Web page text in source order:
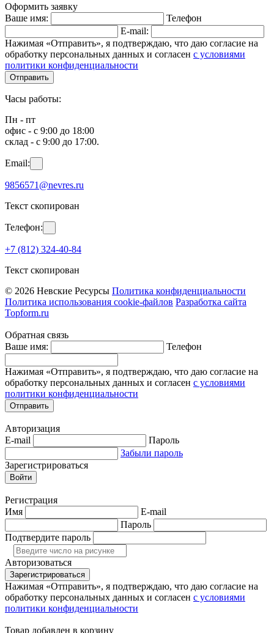
Оформить заявку
Ваше имя:
Телефон
E-mail:
Нажимая «Отправить», я подтверждаю, что даю согласие на
обработку персональных данных и согласен с условиями
политики конфиденциальности
Отправить
Часы работы:
Пн - пт
офис - с 9:00 до 18:00
склад - с 9:00 до 17:00.
Email:
9856571@nevres.ru
Текст скопирован
Телефон:
+7 (812) 324-40-84
Текст скопирован
© 2026 Невские Ресурсы Политика конфиденциальности
Политика использования cookie-файлов Разработка сайта
Topform.ru
Обратная связь
Ваше имя:
Телефон
Нажимая «Отправить», я подтверждаю, что даю согласие на
обработку персональных данных и согласен с условиями
политики конфиденциальности
Отправить
Авторизация
E-mail
Пароль
Забыли пароль
Зарегистрироваться
Войти
Регистрация
Имя
E-mail
Пароль
Подтвердите пароль
Авторизоваться
Зарегистрироваться
Нажимая «Отправить», я подтверждаю, что даю согласие на
обработку персональных данных и согласен с условиями
политики конфиденциальности
Товар добавлен в корзину